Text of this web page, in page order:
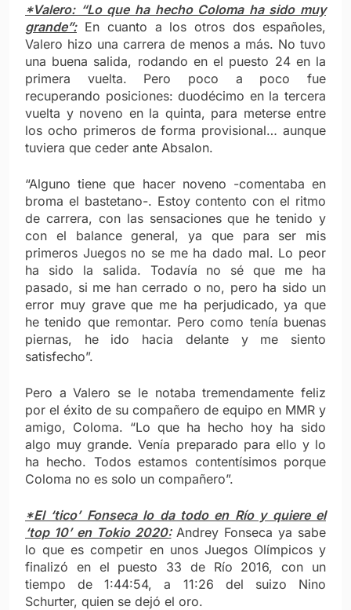
*Valero: “Lo que ha hecho Coloma ha sido muy
grande”:En cuanto a los otros dos españoles,
Valero hizo una carrera de menos a más. No tuvo
una buena salida, rodando en el puesto 24 en la
primera vuelta. Pero poco a poco fue
recuperando posiciones: duodécimo en la tercera
vuelta y noveno en la quinta, para meterse entre
los ocho primeros de forma provisional… aunque
tuviera que ceder ante Absalon.
“Alguno tiene que hacer noveno -comentaba en
broma el bastetano-. Estoy contento con el ritmo
de carrera, con las sensaciones que he tenido y
con el balance general, ya que para ser mis
primeros Juegos no se me ha dado mal. Lo peor
ha sido la salida. Todavía no sé que me ha
pasado, si me han cerrado o no, pero ha sido un
error muy grave que me ha perjudicado, ya que
he tenido que remontar. Pero como tenía buenas
piernas, he ido hacia delante y me siento
satisfecho”.
Pero a Valero se le notaba tremendamente feliz
por el éxito de su compañero de equipo en MMR y
amigo, Coloma. “Lo que ha hecho hoy ha sido
algo muy grande. Venía preparado para ello y lo
ha hecho. Todos estamos contentísimos porque
Coloma no es solo un compañero”.
*El ‘tico’ Fonseca lo da todo en Río y quiere el
‘top 10’ en Tokio 2020:Andrey Fonseca ya sabe
lo que es competir en unos Juegos Olímpicos y
finalizó en el puesto 33 de Río 2016, con un
tiempo de 1:44:54, a 11:26 del suizo Nino
Schurter, quien se dejó el oro.